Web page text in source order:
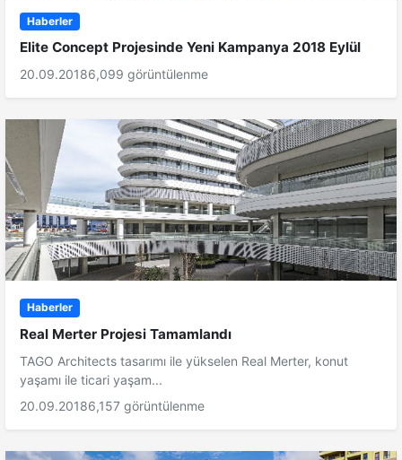
Haberler
Elite Concept Projesinde Yeni Kampanya 2018 Eylül
20.09.20186,099 görüntülenme
Haberler
Real Merter Projesi Tamamlandı
TAGO Architects tasarımı ile yükselen Real Merter, konut
yaşamı ile ticari yaşam...
20.09.20186,157 görüntülenme